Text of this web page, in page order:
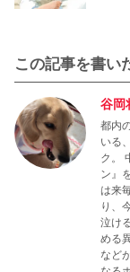
この記事を書い
谷岡
都内
いる
ク。
ン』
は来
り、
泣け
める
など